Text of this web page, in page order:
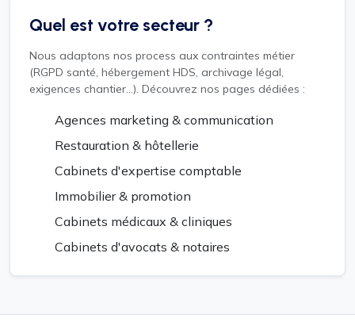
Quel est votre secteur ?
Nous adaptons nos process aux contraintes métier
(RGPD santé, hébergement HDS, archivage légal,
exigences chantier...). Découvrez nos pages dédiées :
Agences marketing & communication
Restauration & hôtellerie
Cabinets d'expertise comptable
Immobilier & promotion
Cabinets médicaux & cliniques
Cabinets d'avocats & notaires